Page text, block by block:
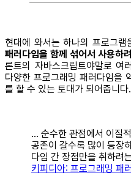
현대에 와서는 하나의 프로그
패러다임을 함께 섞어서 사용하
론트의 자바스크립트야말로 여
다양한 프로그래밍 패러다임을
를 할 수 있는 토대가 되어줍니다.
... 순수한 관점에서 이질
공존이 갈수록 많이 등장
다임 간 장점만을 취하려
키피디아: 프로그래밍 패